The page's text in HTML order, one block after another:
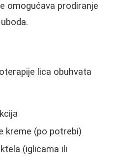
omogućava prodiranje
lica obuhvata
kreme (po potrebi)
(iglicama ili